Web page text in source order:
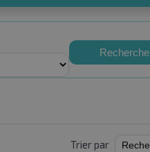
Recherche
Trier par